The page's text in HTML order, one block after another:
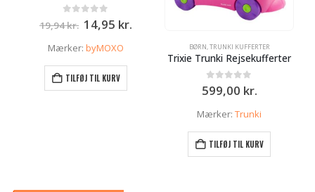
ud af 5
19,94kr. Den
oprindelige
pris
var:
19,94 kr..
14,95 kr.Den
Mærker: byMOXO
TILFØJ TIL KURV
BØRN,TRUNKI KUFFERTER
Trixie Trunki Rejsekufferter
0ud af 5
599,00 kr.
Mærker: Trunki
TILFØJ TIL KURV